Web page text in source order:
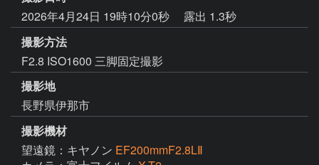
2026年4月24日 19時10分0秒
露出 1.3秒
撮影方法
F2.8 ISO1600 三脚固定撮影
撮影地
長野県伊那市
撮影機材
望遠鏡：キヤノン EF200mmF2.8LⅡ